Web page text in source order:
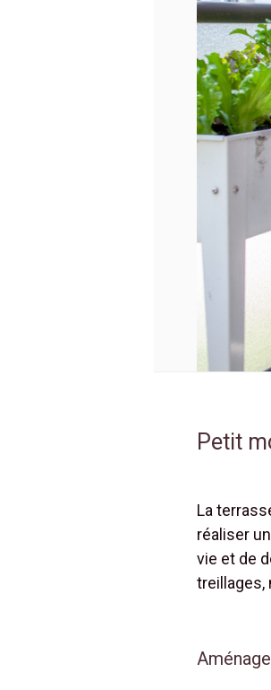
Petit
La
réaliser
vie et de
treillages,